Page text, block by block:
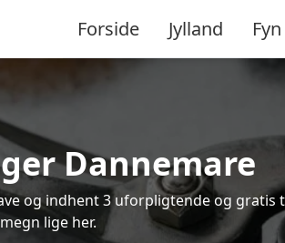
Forside Jylland Fyn
Dannemare
og indhent 3 uforpligtende og
lige her.